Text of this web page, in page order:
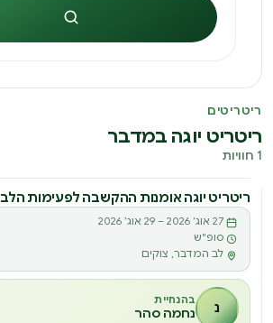
חיפוש
ריטריטים
ריטריט יוגה במדבר
1 חוויות
ריטריט
ר
ריטריט יוגה אומנות ההקשבה לפעימות הלב
27 אוג׳ 2026 – 29 אוג׳ 2026
סופ"ש
לב המדבר, צוקים
נ בהנחיית
נחמה סהר